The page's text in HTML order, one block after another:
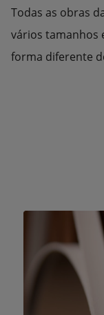
Todas as obras
vários tamanhos
forma diferente